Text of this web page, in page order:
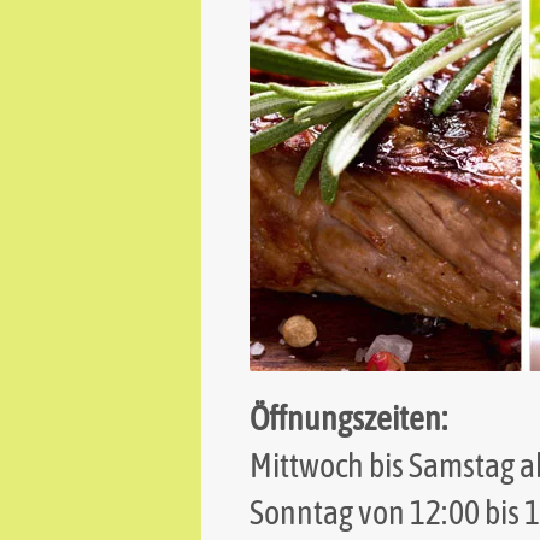
Öffnungszeiten:
Mittwoch bis Samstag
Sonntag von 12:00 bis